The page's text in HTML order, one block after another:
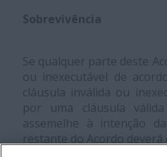
Sobrevivência
Se qualquer parte deste
ou inexecutável de
cláusula inválida ou
por uma cláusula
assemelhe à intenção
restante do Acordo